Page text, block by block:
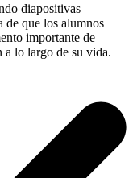
diapositivas
de que los alumnos
importante de
a lo largo de su vida.